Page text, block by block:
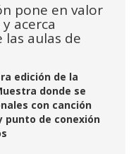
pone en valor
acerca
aulas de
edición de la
donde se
con canción
punto de conexión